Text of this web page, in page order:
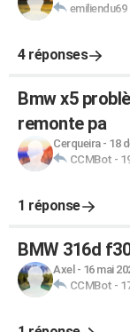
emiliendu69
4 réponses
Bmw x5
remonte pa
Cerqueira- 18
CCMBot -
1 réponse
BMW 316d f30
Axel - 16 mai
CCMBot -